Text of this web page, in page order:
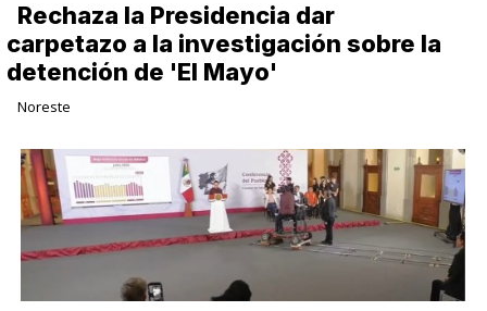
Rechaza la Presidencia dar
carpetazo a la investigación sobre la
detención de 'El Mayo'
Noreste